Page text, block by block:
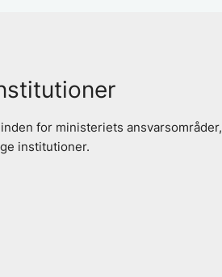
for ministeriets ansvarsområder,
institutioner.